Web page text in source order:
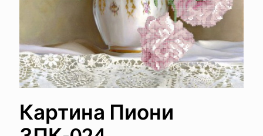
Картина Пиони